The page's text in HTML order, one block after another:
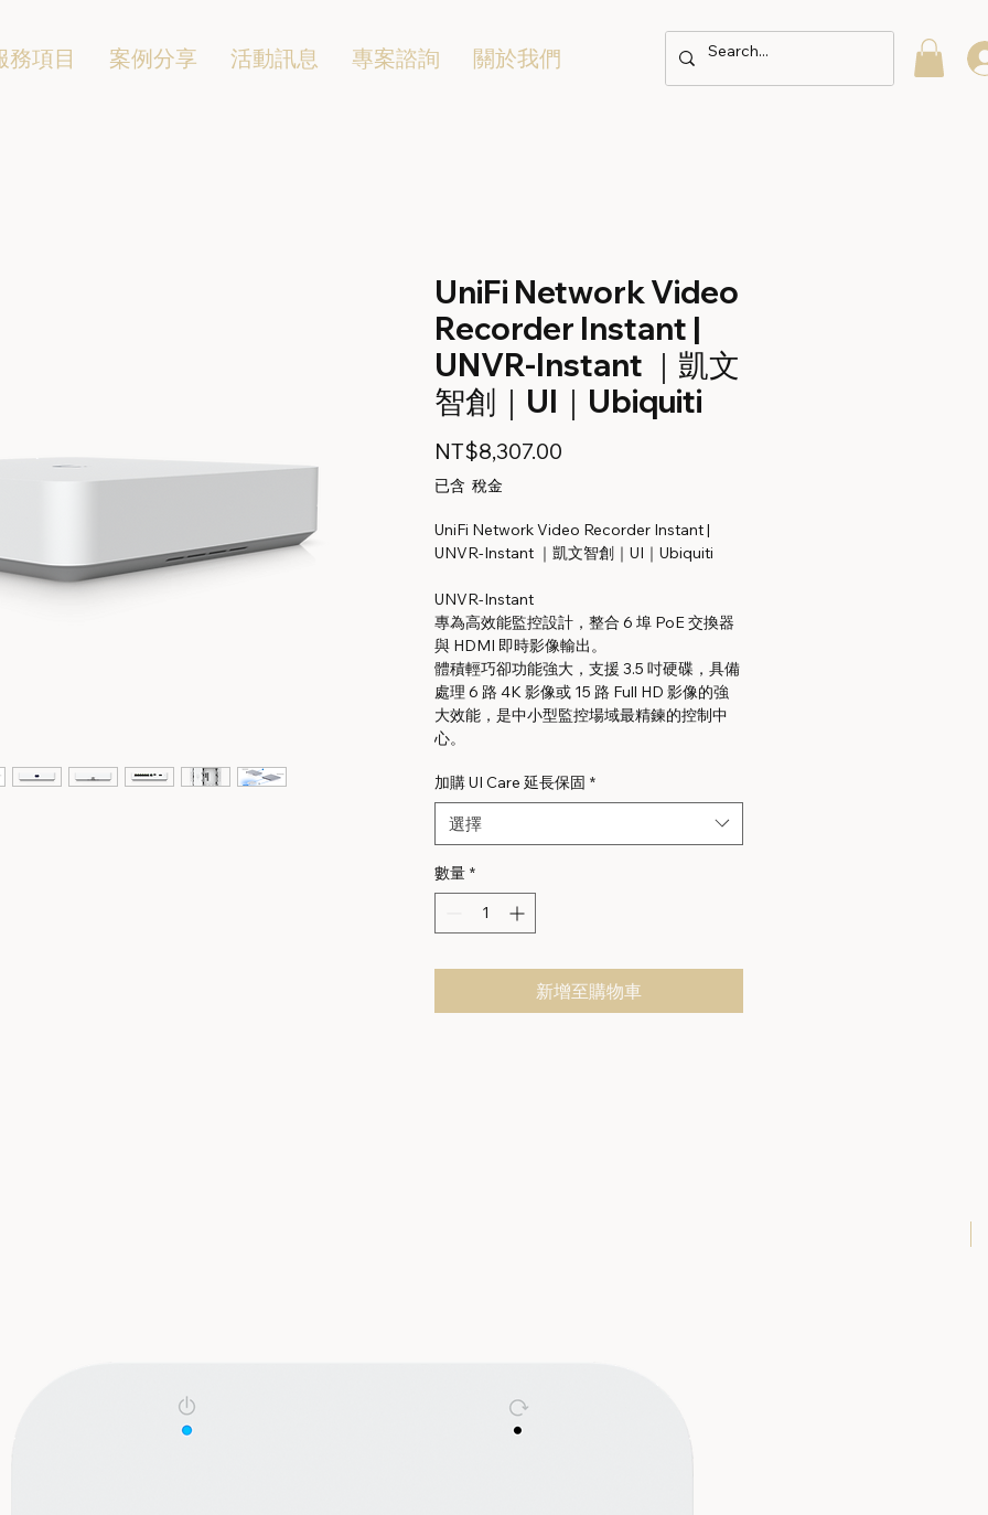
務項目 案例分享 活動訊息 專案諮詢 關於我們
UniFi Network Video
Recorder Instant |
UNVR-Instant ｜凱文
智創｜UI｜Ubiquiti
NT$8,307.00
已含 稅金
UniFi Network Video Recorder Instant |
UNVR-Instant ｜凱文智創｜UI｜Ubiquiti
UNVR-Instant
專為高效能監控設計，整合 6 埠 PoE 交換器
與 HDMI 即時影像輸出。
體積輕巧卻功能強大，支援 3.5 吋硬碟，具備
處理 6 路 4K 影像或 15 路 Full HD 影像的強
大效能，是中小型監控場域最精鍊的控制中
心。
加購 UI Care 延長保固 *
選擇
數量 *
新增至購物車